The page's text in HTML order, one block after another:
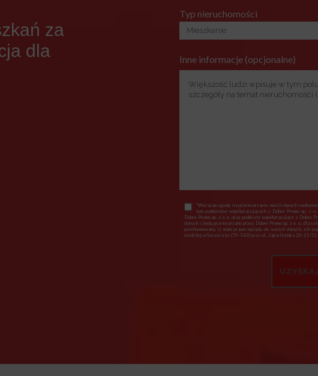
za
dla
Typ nieruchomości
Inne informacje (opcjonalne)
*Wyrażam zgodę na przetwarzanie moich danych
tym podmiotów współpracujących z Dobre Promo sp. z
Dobre Promo sp. z o. o. oraz podmioty współpracujące z Dobre
danych i będą przetwarzane przez Dobre Promo sp. z o. o. dla
poinformowany, iż mam prawo wglądu do swoich danych, ich
siedzibą wSzczecinie (70-363) przy ul. Jagiellońska 20-21/